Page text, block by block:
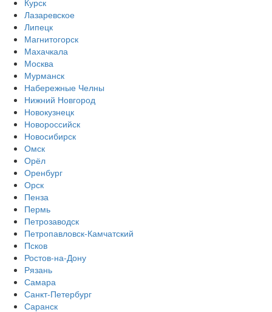
Курск
Лазаревское
Липецк
Магнитогорск
Махачкала
Москва
Мурманск
Набережные Челны
Нижний Новгород
Новокузнецк
Новороссийск
Новосибирск
Омск
Орёл
Оренбург
Орск
Пенза
Пермь
Петрозаводск
Петропавловск-Камчатский
Псков
Ростов-на-Дону
Рязань
Самара
Санкт-Петербург
Саранск